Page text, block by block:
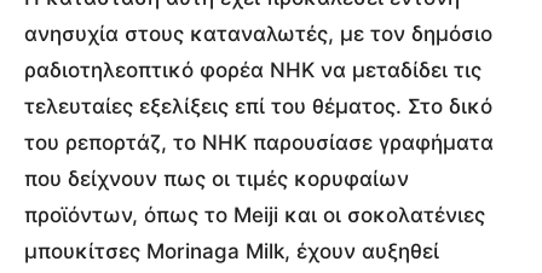
ανησυχία στους καταναλωτές, με τον δημόσιο
ραδιοτηλεοπτικό φορέα NHK να μεταδίδει τις
τελευταίες εξελίξεις επί του θέματος. Στο δικό
του ρεπορτάζ, το NHK παρουσίασε γραφήματα
που δείχνουν πως οι τιμές κορυφαίων
προϊόντων, όπως το Meiji και οι σοκολατένιες
μπουκίτσες Morinaga Milk, έχουν αυξηθεί